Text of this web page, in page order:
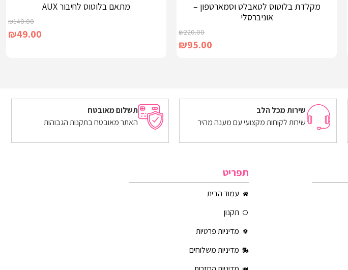
מקלדת בלוטוס לטאבלט וסמארטפון –
אוניברסלי
₪220.00
₪95.00
הוספה לסל
מתאם בלוטוס לחיבור AUX
₪140.00
₪49.00
הוספה לסל
שירות מכל הלב
שירות לקוחות מקצועי עם מענה מהיר
תשלום מאובטח
האתר מאובטח בתקנות הגבוהות
תפריט
עמוד הבית
תקנון
מדיניות פרטיות
מדיניות משלוחים